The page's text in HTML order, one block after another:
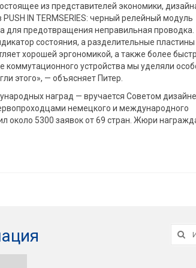
из представителей экономики,
IN TERMSERIES: черный релейный модуль
для предотвращения неправильная проводка.
состояния, а разделительные пластины
хорошей эргономикой, а также более
коммутационного устройства мы уделяли
этого», — объясняет Питер.
наград — вручается Советом
немецкого и международного
около 5300 заявок от 69 стран. Жюри